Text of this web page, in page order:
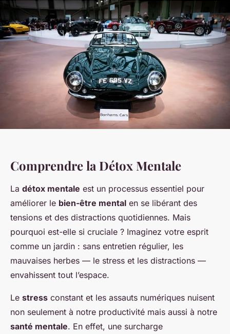
Comprendre la Détox Mentale
La détox mentale est un processus essentiel pour
améliorer le bien-être mental en se libérant des
tensions et des distractions quotidiennes. Mais
pourquoi est-elle si cruciale ? Imaginez votre esprit
comme un jardin : sans entretien régulier, les
mauvaises herbes — le stress et les distractions —
envahissent tout l’espace.
Le stress constant et les assauts numériques nuisent
non seulement à notre productivité mais aussi à notre
santé mentale. En effet, une surcharge